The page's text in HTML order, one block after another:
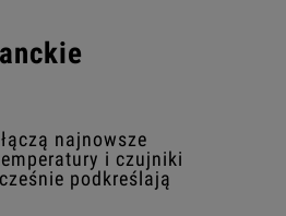
najnowsze
i czujniki
podkreślają